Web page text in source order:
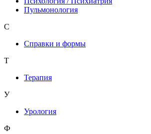
Пульмонология
С
Справки и формы
Т
Терапия
У
Урология
Ф